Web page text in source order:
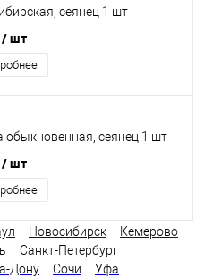
сеянец 1 шт
/ шт
обыкновенная, сеянец 1 шт
/ шт
Новосибирск
Кемерово
Санкт-Петербург
Дону Сочи
Уфа